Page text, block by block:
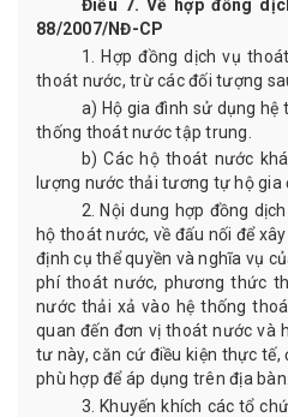
Điều 7. Về hợp đồng
88/2007/NĐ-CP
1. Hợp đồng dịch vụ
thoát nước, trừ các đối tượng
a) Hộ gia đình sử dụng
thống thoát nước tập trung.
b) Các hộ thoát nước
lượng nước thải tương tự hộ gia
2. Nội dung hợp đồng
hộ thoát nước, về đấu nối để
định cụ thể quyền và nghĩa vụ
phí thoát nước, phương thức
nước thải xả vào hệ thống
quan đến đơn vị thoát nước và
tư này, căn cứ điều kiện thực
phù hợp để áp dụng trên địa bàn.
3. Khuyến khích các tổ